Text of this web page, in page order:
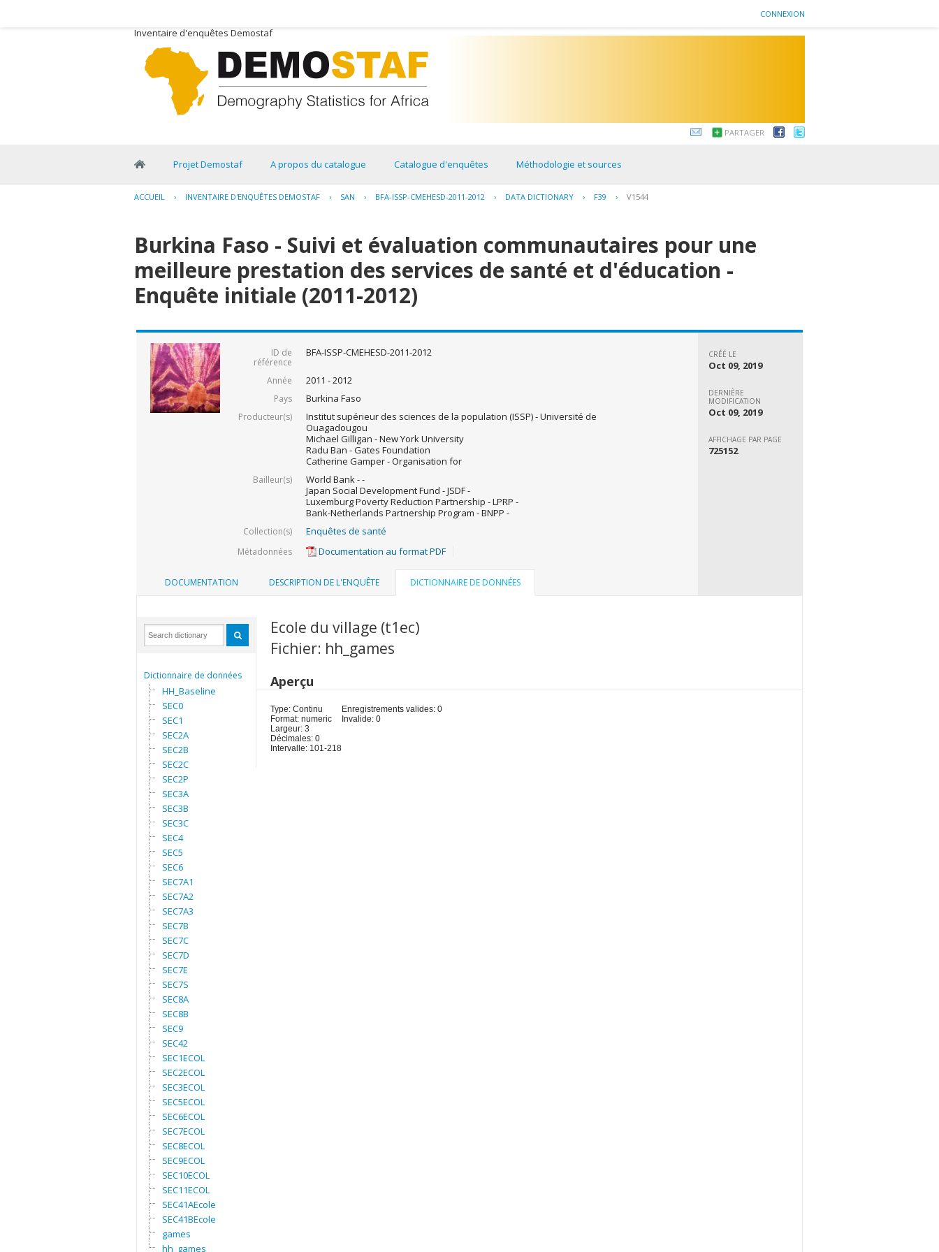
CONNEXION
Inventaire d'enquêtes Demostaf
PARTAGER
Projet Demostaf A propos du catalogue Catalogue d'enquêtes Méthodologie et sources
ACCUEIL › INVENTAIRE D'ENQUÊTES DEMOSTAF › SAN › BFA-ISSP-CMEHESD-2011-2012 › DATA DICTIONARY › F39 › V1544
Burkina Faso - Suivi et évaluation communautaires pour une
meilleure prestation des services de santé et d'éducation -
Enquête initiale (2011-2012)
ID de
référence
BFA-ISSP-CMEHESD-2011-2012
Année 2011 - 2012
Pays Burkina Faso
Producteur(s)
Institut supérieur des sciences de la population (ISSP) - Université de
Ouagadougou
Michael Gilligan - New York University
Radu Ban - Gates Foundation
Catherine Gamper - Organisation for
Bailleur(s)
World Bank - -
Japan Social Development Fund - JSDF -
Luxemburg Poverty Reduction Partnership - LPRP -
Bank-Netherlands Partnership Program - BNPP -
Collection(s) Enquêtes de santé
Métadonnées Documentation au format PDF
CRÉÉ LE
Oct 09, 2019
DERNIÈRE
MODIFICATION
Oct 09, 2019
AFFICHAGE PAR PAGE
725152
DOCUMENTATION DESCRIPTION DE L'ENQUÊTE DICTIONNAIRE DE DONNÉES
Dictionnaire de données
HH_Baseline
SEC0
SEC1
SEC2A
SEC2B
SEC2C
SEC2P
SEC3A
SEC3B
SEC3C
SEC4
SEC5
SEC6
SEC7A1
SEC7A2
SEC7A3
SEC7B
SEC7C
SEC7D
SEC7E
SEC7S
SEC8A
SEC8B
SEC9
SEC42
SEC1ECOL
SEC2ECOL
SEC3ECOL
SEC5ECOL
SEC6ECOL
SEC7ECOL
SEC8ECOL
SEC9ECOL
SEC10ECOL
SEC11ECOL
SEC41AEcole
SEC41BEcole
games
hh_games
Ecole du village (t1ec)
Fichier: hh_games
Aperçu
Type: Continu
Format: numeric
Largeur: 3
Décimales: 0
Intervalle: 101-218
Enregistrements valides: 0
Invalide: 0